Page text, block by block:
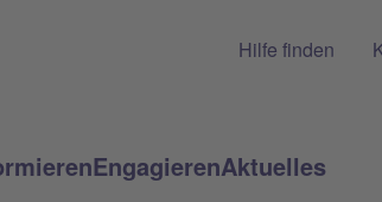
EngagierenAktuelles
Hilfe finden